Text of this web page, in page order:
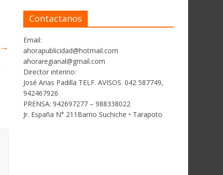
→
Contactanos
Email:
ahorapublicidad@hotmail.com
ahoraregianal@gmail.com
Director interino:
José Arias Padilla TELF. AVISOS. 042 587749,
942467926
PRENSA: 942697277 – 988338022
Jr. España N° 211Barrio Suchiche • Tarapoto